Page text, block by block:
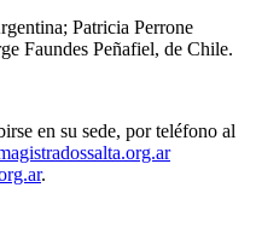
Patricia Perrone
Faundes Peñafiel, de Chile.
en su sede, por teléfono al
.